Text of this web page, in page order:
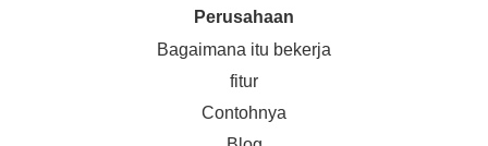
Perusahaan
Bagaimana itu bekerja
fitur
Contohnya